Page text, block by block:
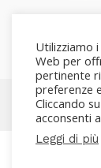
Utilizziamo
Web per
pertinente
preferenze
Cliccando
acconsenti
Leggi di più